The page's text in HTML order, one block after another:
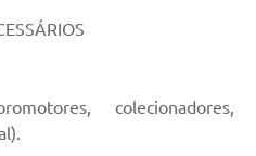
colecionadores,